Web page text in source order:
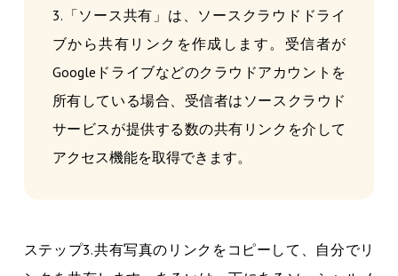
3.「ソース共有」は、ソースクラウドドライ
ブから共有リンクを作成します。受信者が
Googleドライブなどのクラウドアカウントを
所有している場合、受信者はソースクラウド
サービスが提供する数の共有リンクを介して
アクセス機能を取得できます。
ステップ3.共有写真のリンクをコピーして、自分でリ